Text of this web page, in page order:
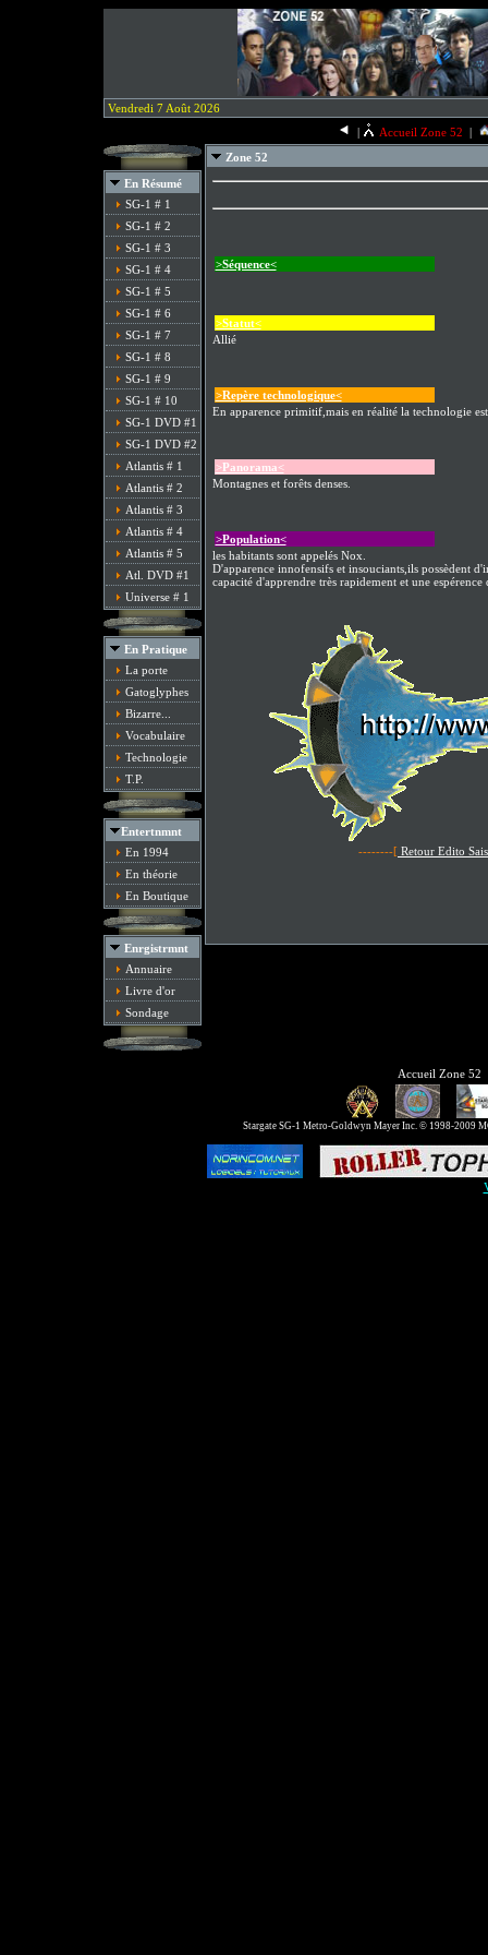
Vendredi 7 Août 2026
|
Accueil Zone 52 |
En Résumé
SG-1 # 1
SG-1 # 2
SG-1 # 3
SG-1 # 4
SG-1 # 5
SG-1 # 6
SG-1 # 7
SG-1 # 8
SG-1 # 9
SG-1 # 10
SG-1 DVD #1
SG-1 DVD #2
Atlantis # 1
Atlantis # 2
Atlantis # 3
Atlantis # 4
Atlantis # 5
Atl. DVD #1
Universe # 1
En Pratique
La porte
Gatoglyphes
Bizarre...
Vocabulaire
Technologie
T.P.
Entertnmnt
En 1994
En théorie
En Boutique
Enrgistrmnt
Annuaire
Livre d'or
Sondage
Zone 52
>Séquence<
>Statut<
Allié
>Repère technologique<
En apparence primitif,mais en réalité la technologie
>Panorama<
Montagnes et forêts denses.
>Population<
les habitants sont appelés Nox.
D'apparence innofensifs et insouciants,ils possèdent
capacité d'apprendre très rapidement et une
--------[ Retour Edito
Accueil Zone 52
Stargate SG-1 Metro-Goldwyn Mayer Inc. © 1998-2009